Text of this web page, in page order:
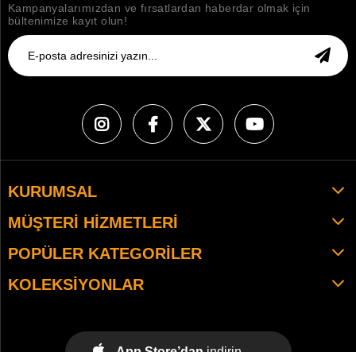
Kampanyalarımızdan ve fırsatlardan haberdar olmak için
bültenimize kayıt olun!
KURUMSAL
MÜŞTERI HIZMETLERI
POPÜLER KATEGORILER
KOLEKSIYONLAR